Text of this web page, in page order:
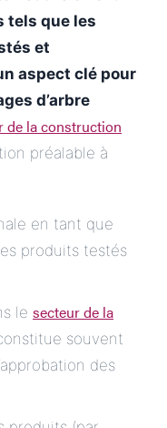
tels que les
et
aspect clé pour
d’arbre
de la construction
préalable à
en tant que
produits testés
le secteur de la
souvent
des